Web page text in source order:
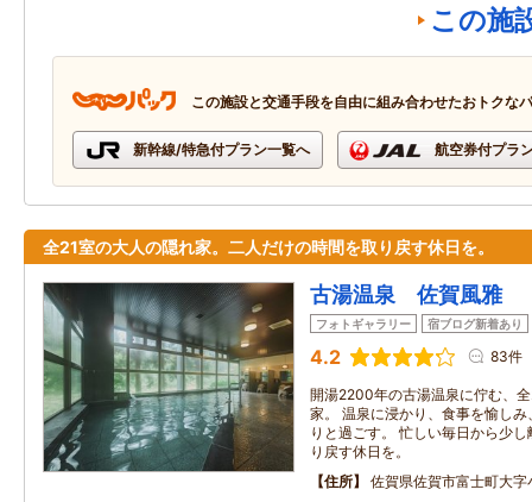
この施
この施設と交通手段を自由に組み合わせたおトクな
新幹線/特急付プラン一覧へ 航空券付プラ
全21室の大人の隠れ家。二人だけの時間を取り戻す休日を。
古湯温泉 佐賀風雅
フォトギャラリー 宿ブログ新着あり
4.2 83件
開湯2200年の古湯温泉に佇む、
家。 温泉に浸かり、食事を愉し
りと過ごす。 忙しい毎日から少
り戻す休日を。
住所
佐賀県佐賀市富士町大字